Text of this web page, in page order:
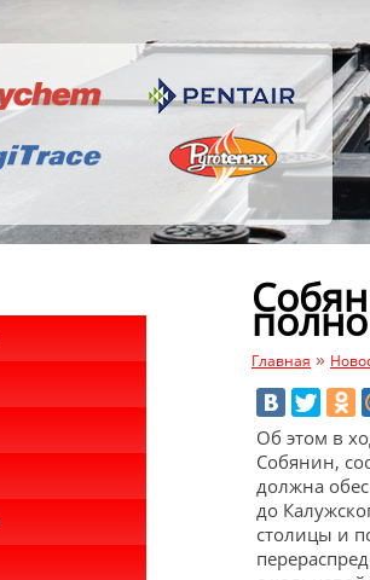
Главная »
Об этом в
Собянин,
должна
до
столицы и